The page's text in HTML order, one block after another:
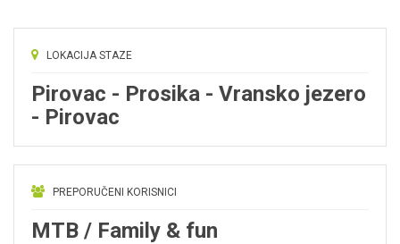
LOKACIJA STAZE
Pirovac - Prosika - Vransko jezero
- Pirovac
PREPORUČENI KORISNICI
MTB / Family & fun